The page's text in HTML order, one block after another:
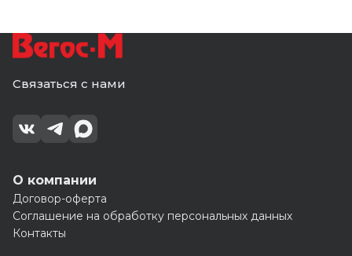
Связаться с нами
О компании
Договор-оферта
Соглашение на обработку персональных данных
Контакты